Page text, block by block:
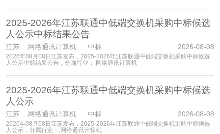
2025-2026年江苏联通中低端交换机采购中标候选
人公示中标结果公告
江苏 ,网络通讯计算机 中标 2026-08-08
2026年08月08日江苏发布，2025-2026年江苏联通中低端交换机采购中标候选
人公示中标结果公告，分属行业：,网络通讯计算机
2025-2026年江苏联通中低端交换机采购中标候选
人公示
江苏 ,网络通讯计算机 中标 2026-08-08
2026年08月08日江苏发布，2025-2026年江苏联通中低端交换机采购中标候选
人公示，分属行业：,网络通讯计算机